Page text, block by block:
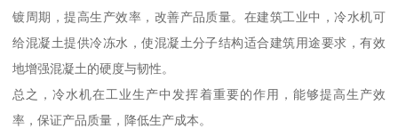
镀周期，提高生产效率，改善产品质量。在建筑工业中，冷水机可
给混凝土提供冷冻水，使混凝土分子结构适合建筑用途要求，有效
地增强混凝土的硬度与韧性。
总之，冷水机在工业生产中发挥着重要的作用，能够提高生产效
率，保证产品质量，降低生产成本。